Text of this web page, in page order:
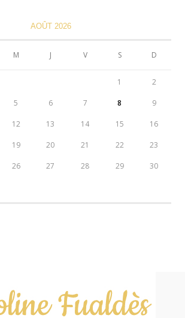
AOÛT 2026
M J V S D
1 2
5 6 7 8 9
12 13 14 15 16
19 20 21 22 23
26 27 28 29 30